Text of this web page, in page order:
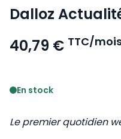
Dalloz
40,79 € TTC/
En stock
Le premier quotidien